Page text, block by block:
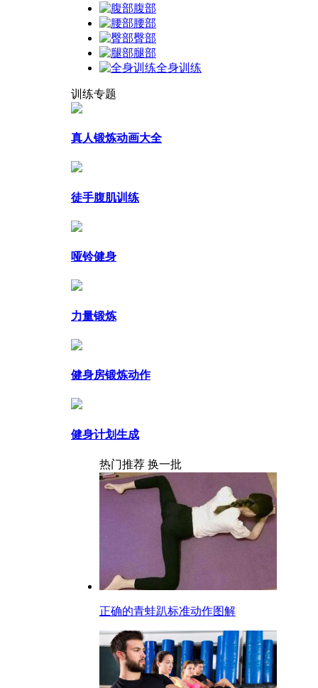
腹部
腰部
臀部
腿部
全身训练
训练专题
真人锻炼动画大全
徒手腹肌训练
哑铃健身
力量锻炼
健身房锻炼动作
健身计划生成
热门推荐 换一批
正确的青蛙趴标准动作图解